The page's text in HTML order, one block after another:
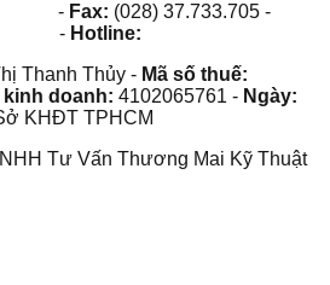
- Fax: (028) 37.733.705 -
- Hotline:
Thanh Thủy - Mã số thuế:
doanh: 4102065761 - Ngày:
KHĐT TPHCM
Tư Vấn Thương Mai Kỹ Thuật